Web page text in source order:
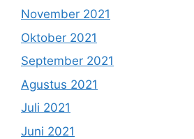
November 2021
Oktober 2021
September 2021
Agustus 2021
Juli 2021
Juni 2021